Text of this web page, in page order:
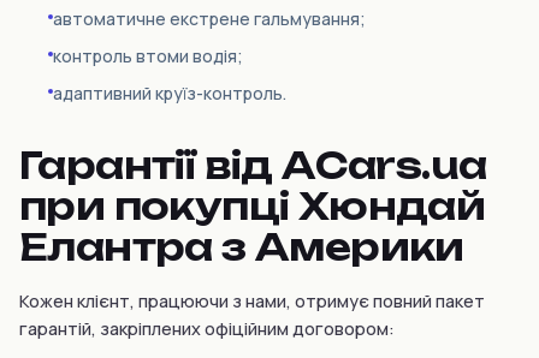
автоматичне екстрене гальмування;
контроль втоми водія;
адаптивний круїз-контроль.
Гарантії від ACars.ua
при покупці Хюндай
Елантра з Америки
Кожен клієнт, працюючи з нами, отримує повний пакет
гарантій, закріплених офіційним договором: